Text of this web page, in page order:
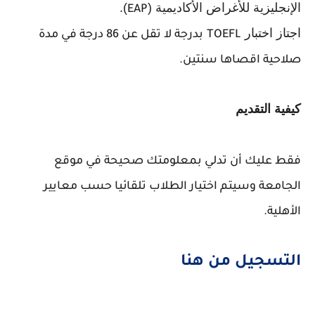
الإنجليزية للأغراض الأكاديمية (EAP
).
اجتاز اختبار
TOEFL
بدرجة لا تقل عن 86 درجة في مدة
صلاحية اقصاها سنتين.
كيفية التقديم
فقط عليك أن تدلي بمعلومتك صحيحة في موقع
الجامعة وسيتم اختيار الطلاب تلقائيا حسب معايير
الأهلية.
التسجيل من هنا